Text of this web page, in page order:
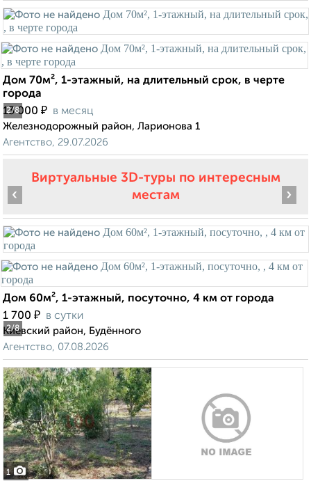
2/8
Дом 70м², 1-этажный, на длительный срок, в черте
города
13 000 ₽ в месяц
Железнодорожный район, Ларионова 1
Агентство, 29.07.2026
Виртуальные 3D-туры по интересным
местам
2/8
‹ ›
Дом 60м², 1-этажный, посуточно, 4 км от города
1 700 ₽ в сутки
Киевский район, Будённого
Агентство, 07.08.2026
1